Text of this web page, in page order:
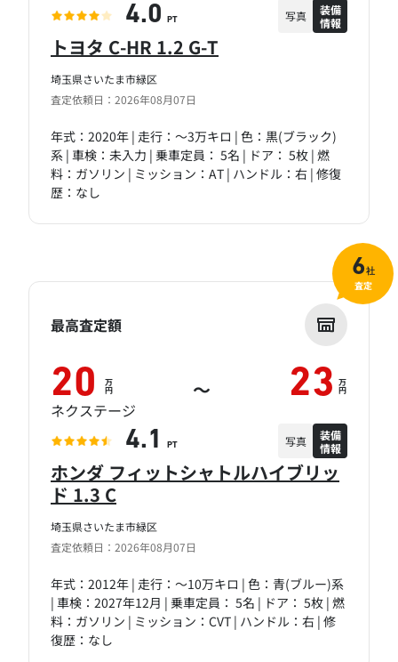
埼玉県さいたま市緑区
査定依頼日：2026年08月07日
トヨタ C-HR 1.2 G-T
年式：2020年 | 走行：～3万キロ | 色：黒(ブラック)
系 | 車検：未入力 | 乗車定員： 5名 | ドア： 5枚 | 燃
料：ガソリン | ミッション：AT | ハンドル：右 | 修復
歴：なし
4.0 PT 写真
装備
情報
埼玉県さいたま市緑区
査定依頼日：2026年08月07日
ホンダ フィットシャトルハイブリッ
ド 1.3 C
年式：2012年 | 走行：～10万キロ | 色：青(ブルー)系
| 車検：2027年12月 | 乗車定員： 5名 | ドア： 5枚 | 燃
料：ガソリン | ミッション：CVT | ハンドル：右 | 修
復歴：なし
最高査定額
20 万
円 ～ 23 万
円
ネクステージ
4.1 PT 写真
装備
情報
6社
査定